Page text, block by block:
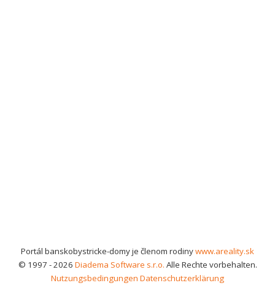
Portál banskobystricke-domy je členom rodinywww.areality.sk
© 1997 - 2026 Diadema Software s.r.o. Alle Rechte vorbehalten.
Nutzungsbedingungen Datenschutzerklärung